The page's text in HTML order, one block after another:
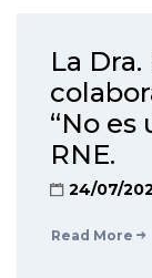
La
“No es
RNE.
24/07/
Read More